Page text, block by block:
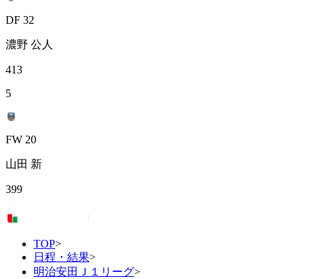
DF 32
濃野 公人
413
5
FW 20
山田 新
399
TOP>
日程・結果>
明治安田Ｊ１リーグ>